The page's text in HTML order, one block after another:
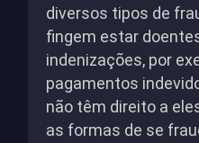
diversos tipos de
fingem estar
indenizações, por
pagamentos
não têm direito a
as formas de se